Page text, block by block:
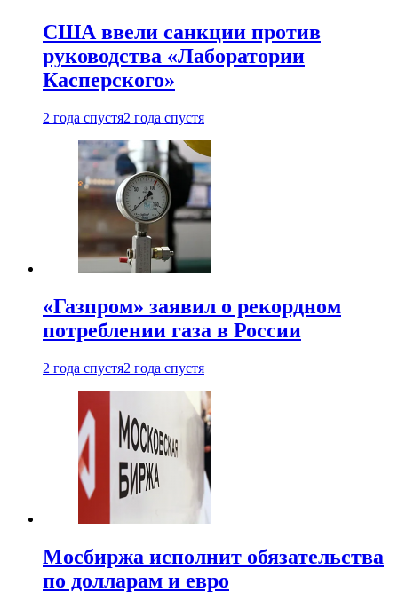
США ввели санкции против
руководства «Лаборатории
Касперского»
2 года спустя2 года спустя
«Газпром» заявил о рекордном
потреблении газа в России
2 года спустя2 года спустя
Мосбиржа исполнит обязательства
по долларам и евро